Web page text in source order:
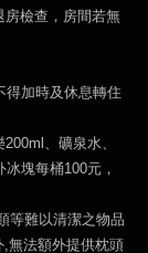
房檢查，房間若無
得加時及休息轉住
、礦泉水、
塊每桶100元，
等難以清潔之物品
無法額外提供枕頭